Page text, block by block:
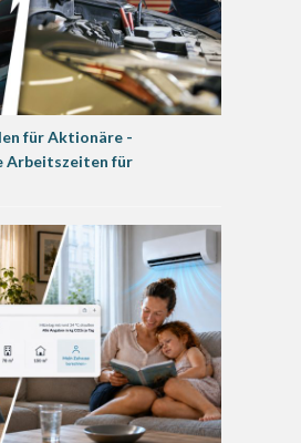
für Aktionäre -
Arbeitszeiten für